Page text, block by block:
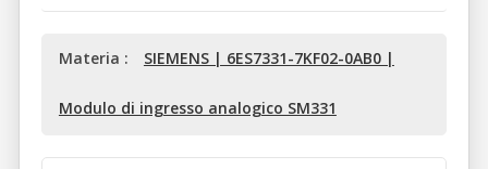
Materia : SIEMENS | 6ES7331-7KF02-0AB0 |
Modulo di ingresso analogico SM331